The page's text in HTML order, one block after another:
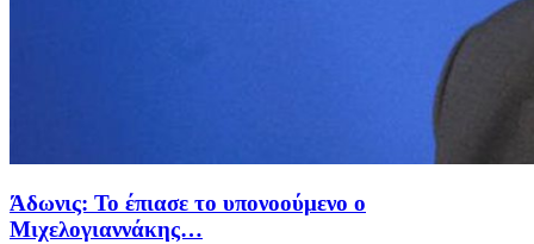
Άδωνις: Το έπιασε το υπονοούμενο ο
Μιχελογιαννάκης…